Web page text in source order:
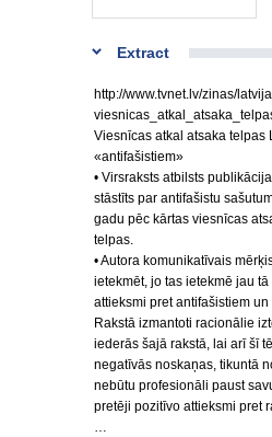
Extract
http://www.tvnet.lv/zinas/
Viesnīcas atkal atsaka telpas
«antifašistiem»
• Virsraksts atbilsts
stāstīts par antifašistu
gadu pēc kārtas viesnīcas
telpas.
• Autora komunikatīvais
ietekmēt, jo tas ietekmē jau
attieksmi pret antifašistiem un
Rakstā izmantoti racionālie
iederās šajā rakstā, lai arī šī
negatīvās noskaņas, tikuntā
nebūtu profesionāli paust
pretēji pozitīvo attieksmi pret
…